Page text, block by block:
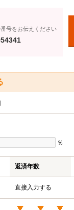
号をお伝えください
％
返済年数
直接入力する